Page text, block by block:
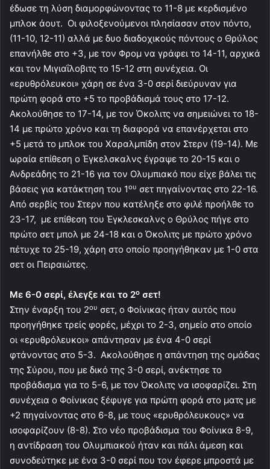
έδωσε τη λύση διαμορφώνοντας το 11-8 με κερδισμένο
μπλοκ άουτ. Οι φιλοξενούμενοι πλησίασαν στον πόντο,
(11-10, 12-11) αλλά με δυο διαδοχικούς πόντους ο Θρύλος
επανήλθε στο +3, με τον Φρομ να γράφει το 14-11, αρχικά
και τον Μιγιαΐλοβιτς το 15-12 στη συνέχεια. Οι
«ερυθρόλευκοι» χάρη σε ένα 3-0 σερί διεύρυναν για
πρώτη φορά στο +5 το προβάδισμά τους στο 17-12.
Ακολούθησε το 17-14, με τον Όκολιτς να σημειώνει το 18-
14 με πρώτο χρόνο και τη διαφορά να επανέρχεται στο
+5 μετά το μπλοκ του Χαραλμπίδη στον Στερν (19-14). Με
ωραία επίθεση ο Έγκελσκαλνς έγραψε το 20-15 και ο
Ανδρεάδης το 21-16 για τον Ολυμπιακό που είχε βάλει τις
βάσεις για κατάκτηση του 1ου σετ πηγαίνοντας στο 22-16.
Από σερβίς του Στερν που κατέληξε στο φιλέ προήλθε το
23-17, με επίθεση του Έγκλεσκαλνς ο Θρύλος πήγε στο
πρώτο σετ μπολ με 24-18 και ο Όκολιτς με πρώτο χρόνο
πέτυχε το 25-19, χάρη στο οποίο προηγήθηκαν με 1-0 στα
σετ οι Πειραιώτες.
Με 6-0 σερί, έλεγξε και το 2ο σετ!
Στην έναρξη του 2ου σετ, ο Φοίνικας ήταν αυτός που
προηγήθηκε τρείς φορές, μέχρι το 2-3, σημείο στο οποίο
οι «ερυθρόλευκοι» απάντησαν με ένα 4-0 σερί
φτάνοντας στο 5-3. Ακολούθησε η απάντηση της ομάδας
της Σύρου, που με δικό της 3-0 σερί, ανέκτησε το
προβάδισμα για το 5-6, με τον Όκολιτς να ισοφαρίζει. Στη
συνέχεια ο Φοίνικας ξέφυγε για πρώτη φορά στο ματς με
+2 πηγαίνοντας στο 6-8, με τους «ερυθρόλευκους» να
ισοφαρίζουν (8-8). Στο νέο προβάδισμα του Φοίνικα 8-9,
η αντίδραση του Ολυμπιακού ήταν και πάλι άμεση και
συνοδεύτηκε με ένα 3-0 σερί που τον έφερε μπροστά με